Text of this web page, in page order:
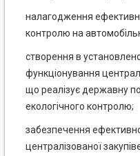
налагодження
контролю на
створення в
функціонування
що реалізує державну
екологічного контролю;
забезпечення
централізованої